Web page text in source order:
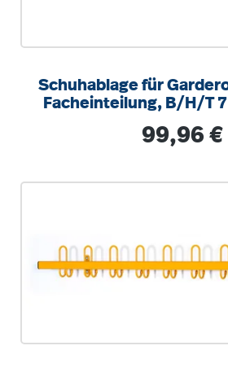
Schuhablage für
Facheinteilung, B/H/T
Regulärer
99,96 €